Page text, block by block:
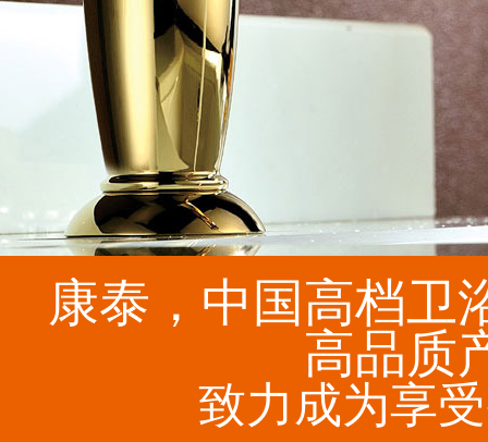
康泰，中国高档卫
高品质
致力成为享